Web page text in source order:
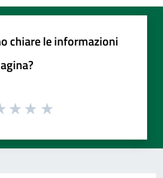
chiare le informazioni